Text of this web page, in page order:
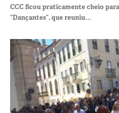
CCC ficou praticamente cheio
“Dançantes”, que reuniu...